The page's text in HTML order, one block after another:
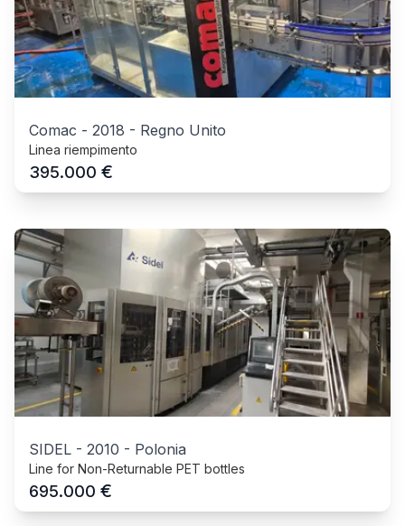
Comac - 2018 - Regno Unito
Linea riempimento
395.000 €
SIDEL - 2010 - Polonia
Line for Non-Returnable PET bottles
695.000 €